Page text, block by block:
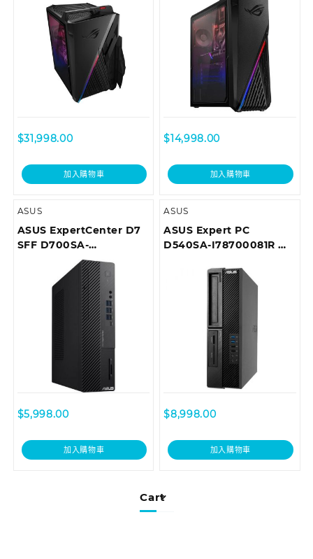
Cart
$31,998.00
加入購物車
$14,998.00
加入購物車
ASUS
ASUS ExpertCenter D7
SFF D700SA-
510400052T Desktop
$5,998.00
加入購物車
ASUS
ASUS Expert PC
D540SA-I78700081R 商
$8,998.00
加入購物車